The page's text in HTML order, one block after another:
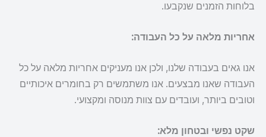
בלוחות הזמנים שנקבעו.
אחריות מלאה על כל העבודה:
אנו גאים בעבודה שלנו, ולכן אנו מעניקים אחריות מלאה על כל
העבודה שאנו מבצעים. אנו משתמשים רק בחומרים איכותיים
וטובים ביותר, ועובדים עם צוות מנוסה ומקצועי.
שקט נפשי ובטחון מלא: